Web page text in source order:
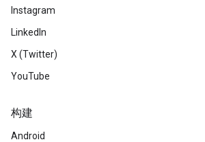
Instagram
LinkedIn
X (Twitter)
YouTube
构建
Android